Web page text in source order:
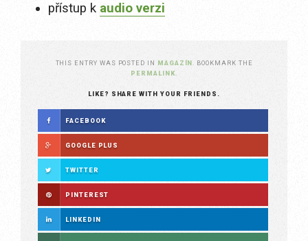
přístup k audio verzi
THIS ENTRY WAS POSTED IN MAGAZÍN
. BOOKMARK THE
PERMALINK
LIKE? SHARE WITH YOUR FRIENDS.
FACEBOOK
GOOGLE PLUS
TWITTER
PINTEREST
LINKEDIN